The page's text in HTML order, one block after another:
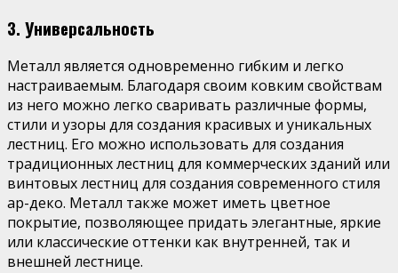
3. Универсальность
Металл является одновременно гибким и легко
настраиваемым. Благодаря своим ковким свойствам
из него можно легко сваривать различные формы,
стили и узоры для создания красивых и уникальных
лестниц. Его можно использовать для создания
традиционных лестниц для коммерческих зданий или
винтовых лестниц для создания современного стиля
ар-деко. Металл также может иметь цветное
покрытие, позволяющее придать элегантные, яркие
или классические оттенки как внутренней, так и
внешней лестнице.